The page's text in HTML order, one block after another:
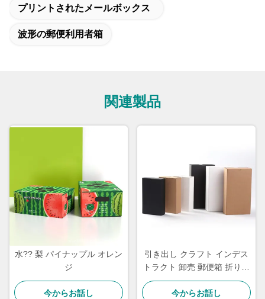
プリントされたメールボックス
波形の郵便利用者箱
関連製品
水?? 梨 パイナップル オレン
ジ
今からお話し
引き出し クラフト インデス
トラクト 卸売 郵便箱 折りた
たみ 荷物 下着 靴下
今からお話し